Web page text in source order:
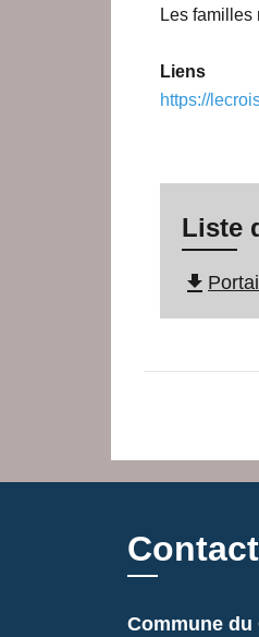
Les
Liens
https://
Liste
file_download
Commune du